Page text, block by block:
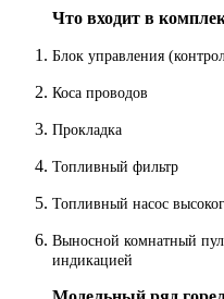
Что входит в
Блок управления
Коса проводов
Прокладка
Топливный фильтр
Топливный насос
Выносной комнатный
индикацией